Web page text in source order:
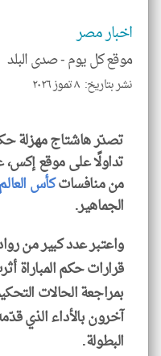
اخبار مصر
موقع كل يوم -صدى البلد
نشر بتاريخ: ٨ تموز ٢٠٢٦
تصدّر هاشتاج مهزلة
تداولًا على موقع
من منافساتكأس
الجماهير.
واعتبر عدد كبير من
قرارات حكم المباراة
بمراجعة الحالات
آخرون بالأداء الذي
البطولة.